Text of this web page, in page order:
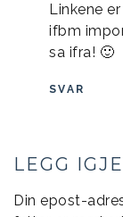
Linkene
ifbm
sa ifra! 🙂
SVAR
LEGG
Din epost-